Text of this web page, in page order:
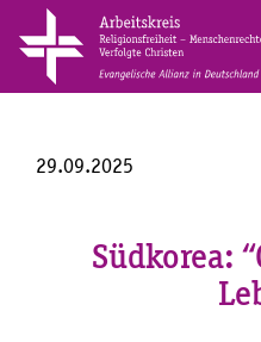
29.09.2025
Südkorea: